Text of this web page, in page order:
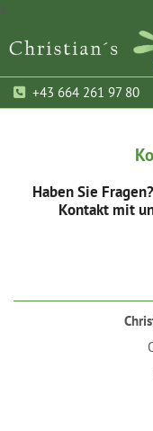
#
 +43 664 261 97 80
Haben Sie
Kontakt mit